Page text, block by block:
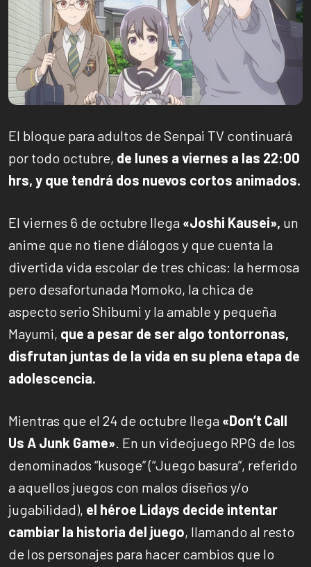
El bloque para adultos de Senpai TV continuará
por todo octubre, de lunes a viernes a las 22:00
hrs, y que tendrá dos nuevos cortos animados.
El viernes 6 de octubre llega «Joshi Kausei», un
anime que no tiene diálogos y que cuenta la
divertida vida escolar de tres chicas: la hermosa
pero desafortunada Momoko, la chica de
aspecto serio Shibumi y la amable y pequeña
Mayumi, que a pesar de ser algo tontorronas,
disfrutan juntas de la vida en su plena etapa de
adolescencia.
Mientras que el 24 de octubre llega «Don’t Call
Us A Junk Game». En un videojuego RPG de los
denominados “kusoge” (“Juego basura”, referido
a aquellos juegos con malos diseños y/o
jugabilidad), el héroe Lidays decide intentar
cambiar la historia del juego, llamando al resto
de los personajes para hacer cambios que lo